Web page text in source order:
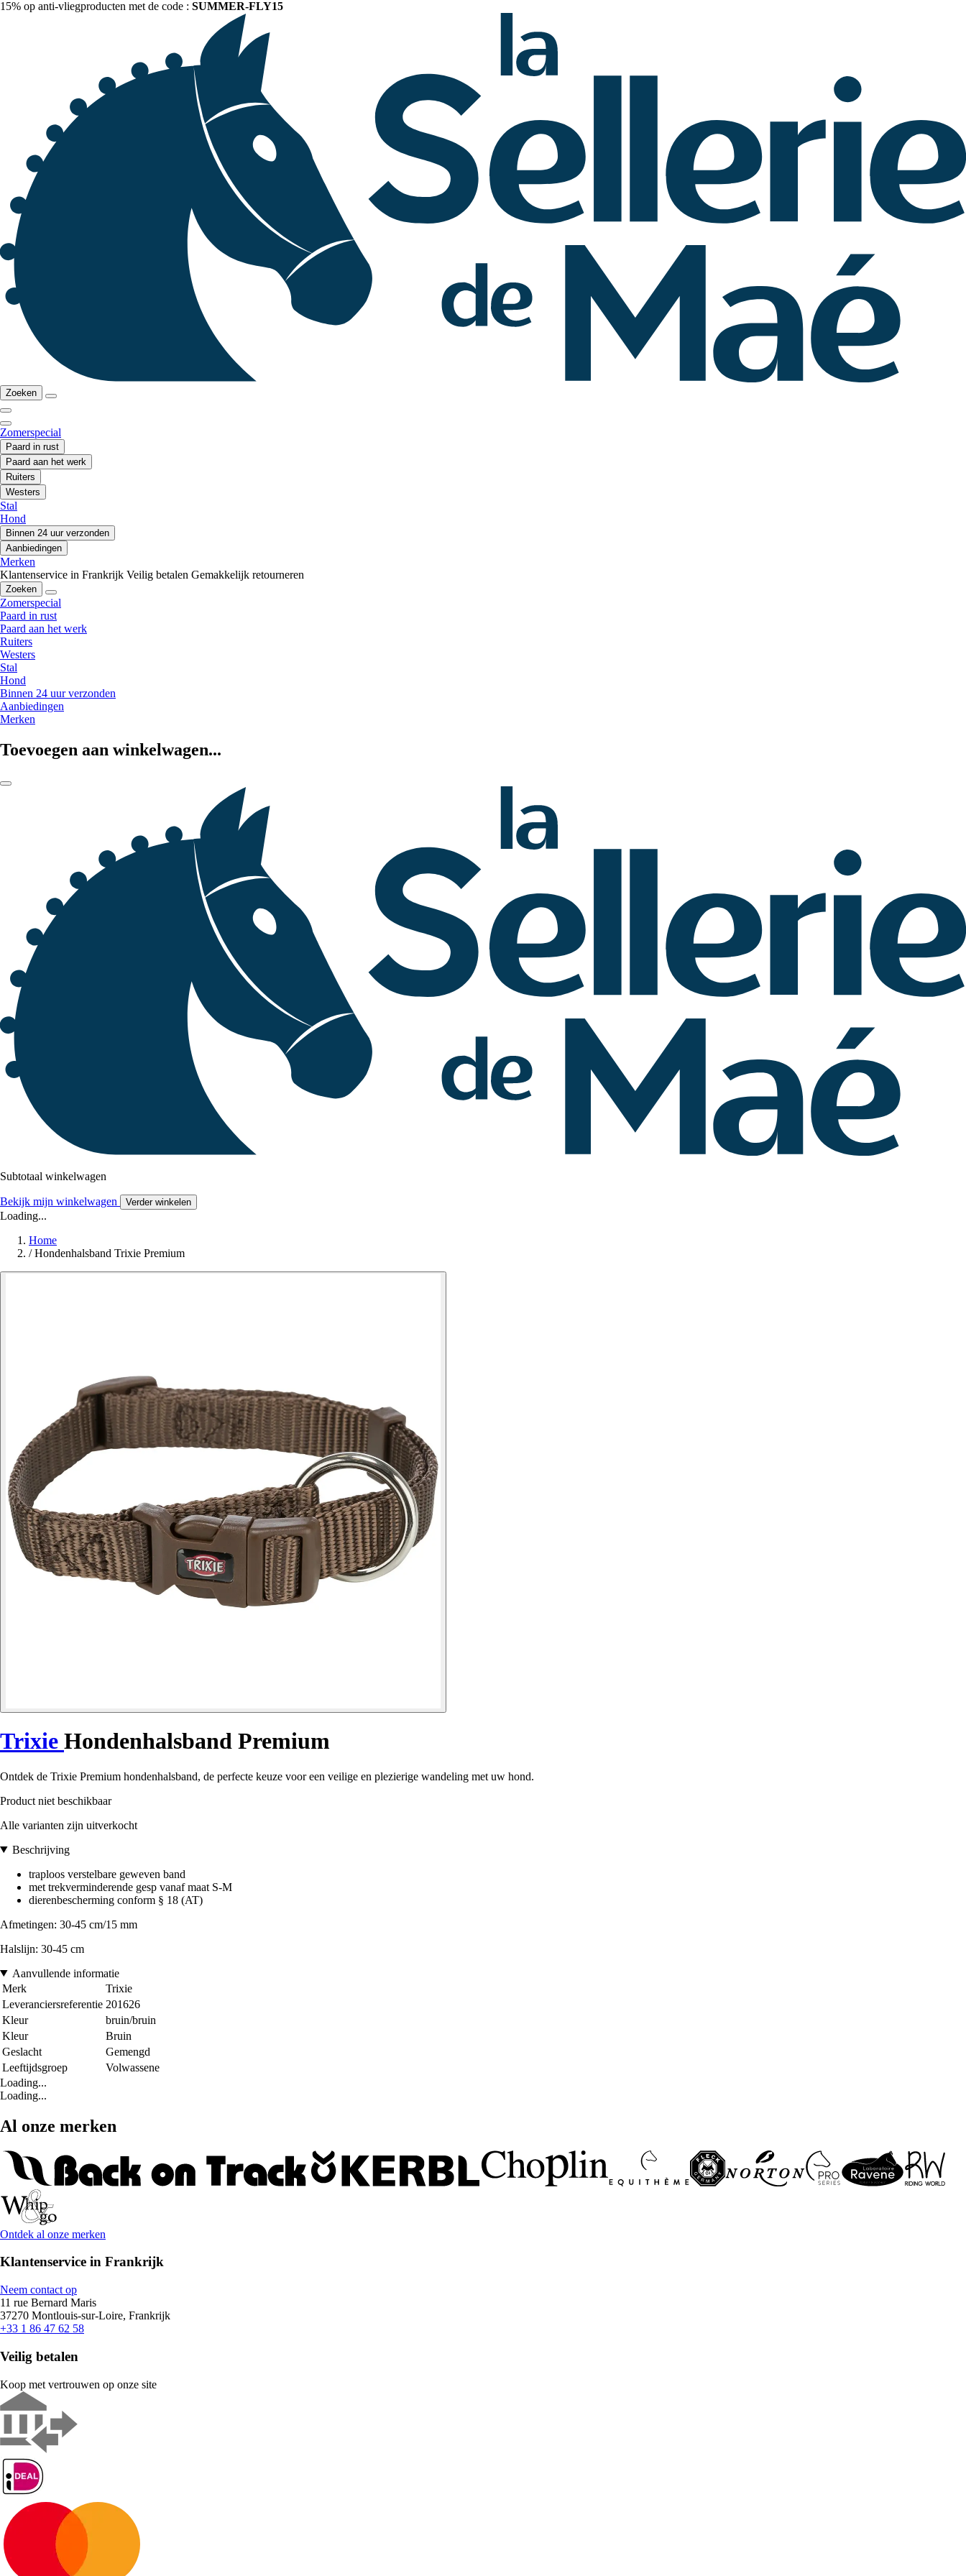
15% op anti-vliegproducten met de code : SUMMER-FLY15
Zoeken
Zomerspecial
Paard in rust
Paard aan het werk
Ruiters
Westers
Stal
Hond
Binnen 24 uur verzonden
Aanbiedingen
Merken
Klantenservice in Frankrijk Veilig betalen Gemakkelijk retourneren
Zoeken
Zomerspecial
Paard in rust
Paard aan het werk
Ruiters
Westers
Stal
Hond
Binnen 24 uur verzonden
Aanbiedingen
Merken
Toevoegen aan winkelwagen...
Subtotaal winkelwagen
Bekijk mijn winkelwagen Verder winkelen
Loading...
Home
/ Hondenhalsband Trixie Premium
Trixie Hondenhalsband Premium
Ontdek de Trixie Premium hondenhalsband, de perfecte keuze voor een veilige en plezierige wandeling met uw hond.
Product niet beschikbaar
Alle varianten zijn uitverkocht
Beschrijving
traploos verstelbare geweven band
met trekverminderende gesp vanaf maat S-M
dierenbescherming conform § 18 (AT)
Afmetingen: 30-45 cm/15 mm
Halslijn: 30-45 cm
Aanvullende informatie
Merk
Trixie
Leveranciersreferentie 201626
Kleur
bruin/bruin
Kleur
Bruin
Geslacht
Gemengd
Leeftijdsgroep
Volwassene
Loading...
Loading...
Al onze merken
Ontdek al onze merken
Klantenservice in Frankrijk
Neem contact op
11 rue Bernard Maris
37270 Montlouis-sur-Loire, Frankrijk
+33 1 86 47 62 58
Veilig betalen
Koop met vertrouwen op onze site